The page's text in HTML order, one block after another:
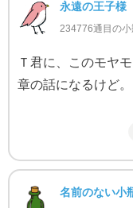
永遠の王子
234776通目の小
Ｔ君に、このモヤ
章の話になるけど。
名前のない小